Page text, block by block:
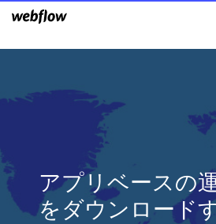
アプリベースの
をダウンロード